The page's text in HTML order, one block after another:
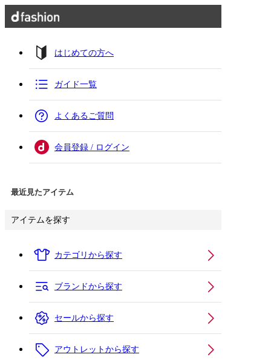
はじめての方へ
ガイド一覧
よくあるご質問
会員登録 / ログイン
最近見たアイテム
アイテムを探す
カテゴリから探す
ブランドから探す
セールから探す
アウトレットから探す